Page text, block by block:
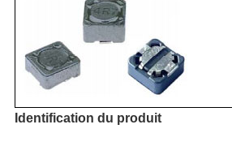
Identification du produit